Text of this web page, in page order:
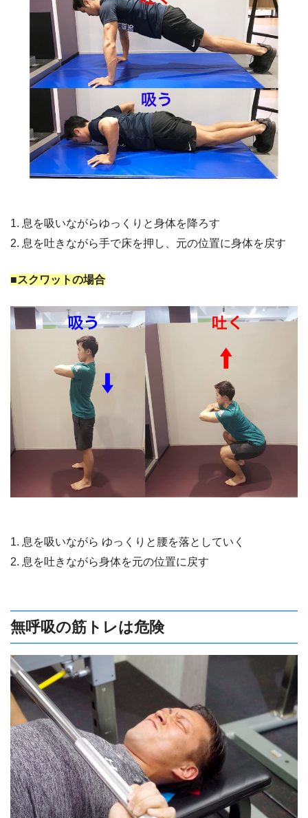
1. 息を吸いながらゆっくりと身体を降ろす
2. 息を吐きながら手で床を押し、元の位置に身体を戻す
■スクワットの場合
1. 息を吸いながら ゆっくりと腰を落としていく
2. 息を吐きながら身体を元の位置に戻す
無呼吸の筋トレは危険